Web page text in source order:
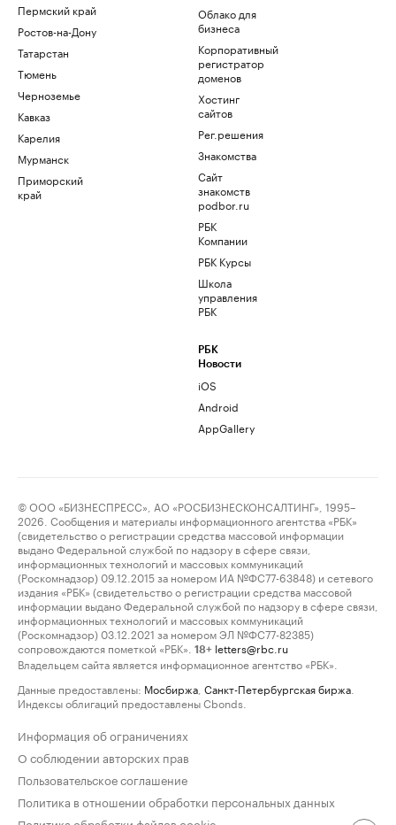
Пермский край
Ростов-на-Дону
Татарстан
Тюмень
Черноземье
Кавказ
Карелия
Мурманск
Приморский
край
Облако для
бизнеса
Корпоративный
регистратор
доменов
Хостинг
сайтов
Рег.решения
Знакомства
Сайт
знакомств
podbor.ru
РБК
Компании
РБК Курсы
Школа
управления
РБК
РБК
Новости
iOS
Android
AppGallery
© ООО «БИЗНЕСПРЕСС», АО «РОСБИЗНЕСКОНСАЛТИНГ», 1995–
2026. Сообщения и материалы информационного агентства «РБК»
(свидетельство о регистрации средства массовой информации
выдано Федеральной службой по надзору в сфере связи,
информационных технологий и массовых коммуникаций
(Роскомнадзор) 09.12.2015 за номером ИА №ФС77-63848) и сетевого
издания «РБК» (свидетельство о регистрации средства массовой
информации выдано Федеральной службой по надзору в сфере связи,
информационных технологий и массовых коммуникаций
(Роскомнадзор) 03.12.2021 за номером ЭЛ №ФС77-82385)
сопровождаются пометкой «РБК».
18+ letters@rbc.ru
Владельцем сайта является информационное агентство «РБК».
Данные предоставлены: Мосбиржа Санкт-Петербургская биржа
Индексы облигаций предоставлены Cbonds.
Информация об ограничениях
О соблюдении авторских прав
Пользовательское соглашение
Политика в отношении обработки персональных данных